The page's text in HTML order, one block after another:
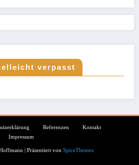
verpasst
Referenzen
Kontakt
Impressum
| Präsentiert von SpiceThemes